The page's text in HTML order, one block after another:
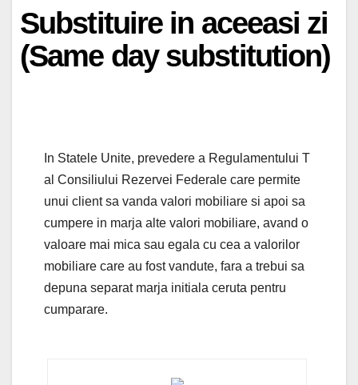
Substituire in aceeasi zi
(Same day substitution)
In Statele Unite, prevedere a Regulamentului T
al Consiliului Rezervei Federale care permite
unui client sa vanda valori mobiliare si apoi sa
cumpere in marja alte valori mobiliare, avand o
valoare mai mica sau egala cu cea a valorilor
mobiliare care au fost vandute, fara a trebui sa
depuna separat marja initiala ceruta pentru
cumparare.